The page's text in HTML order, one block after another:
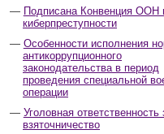
Подписана Конвенция ООН
киберпреступности
Особенности исполнения
антикоррупционного
законодательства в период
проведения специальной
операции
Уголовная ответственность
взяточничество